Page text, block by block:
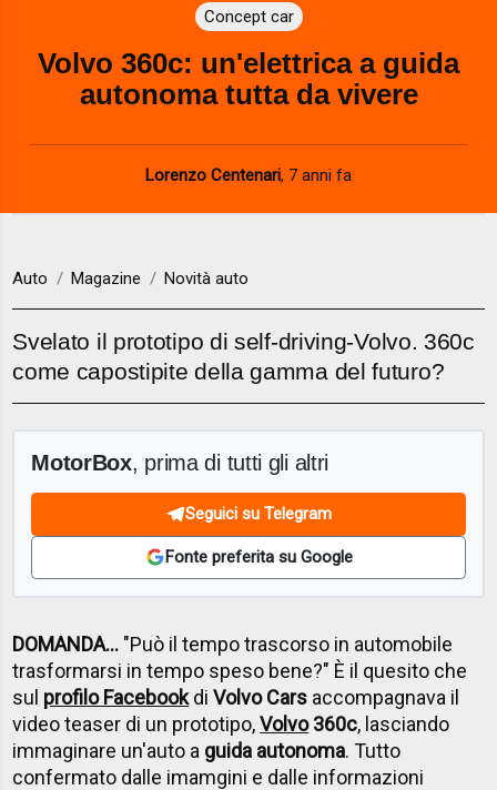
y
V
d
e
Concept car
Volvo 360c: un'elettrica a guida
autonoma tutta da vivere
Lorenzo Centenari, 7 anni fa
Auto Magazine Novità auto
Svelato il prototipo di self-driving-Volvo. 360c
come capostipite della gamma del futuro?
MotorBox, prima di tutti gli altri
Seguici su Telegram
Fonte preferita su Google
DOMANDA... "Può il tempo trascorso in automobile
trasformarsi in tempo speso bene?" È il quesito che
sul profilo FacebookdiVolvo Cars accompagnava il
video teaser di un prototipo,Volvo360c, lasciando
immaginare un'auto a guida autonoma. Tutto
confermato dalle imamgini e dalle informazioni